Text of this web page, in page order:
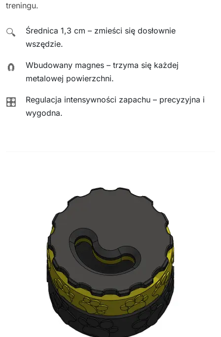
treningu.
🔍
Średnica 1,3 cm – zmieści się dosłownie
wszędzie.
🧲
Wbudowany magnes – trzyma się każdej
metalowej powierzchni.
🎛️
Regulacja intensywności zapachu – precyzyjna i
wygodna.